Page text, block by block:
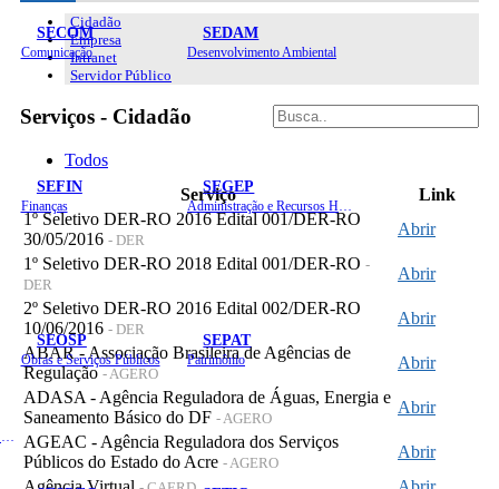
SECOM
Comunicação
SEDAM
Desenvolvimento Ambiental
SEFIN
Finanças
SEGEP
SEOSP
Obras e Serviços Públicos
SEPAT
Patrimônio
Cidadão
Empresa
Intranet
Servidor Público
Serviços - Cidadão
Todos
Serviço
Link
1º Seletivo DER-RO 2016 Edital 001/DER-RO
30/05/2016 - DER
Abrir
1º Seletivo DER-RO 2018 Edital 001/DER-RO -
DER
Abrir
2º Seletivo DER-RO 2016 Edital 002/DER-RO
10/06/2016 - DER
Abrir
ABAR - Associação Brasileira de Agências de
Regulação- AGERO
Abrir
ADASA - Agência Reguladora de Águas, Energia e
Saneamento Básico do DF - AGERO
Abrir
AGEAC - Agência Reguladora dos Serviços
Públicos do Estado do Acre - AGERO
Abrir